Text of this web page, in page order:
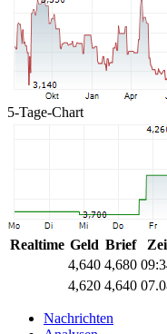
5-Tage-Chart
Realtime Geld Brief
4,640 4,680
4,620 4,640
Nachrichten